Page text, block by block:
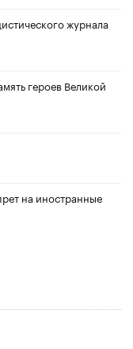
журнала
героев Великой
на иностранные